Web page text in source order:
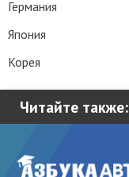
Читайте также:
Германия
Япония
Корея